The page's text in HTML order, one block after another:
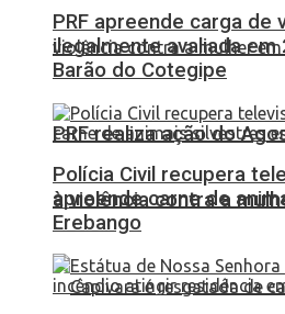
PRF realiza ação do
à violência contra a
PRF apreende carga de
ilegalmente avaliada em
Barão do Cotegipe
Polícia Civil recupera
apreende carne de
Erebango